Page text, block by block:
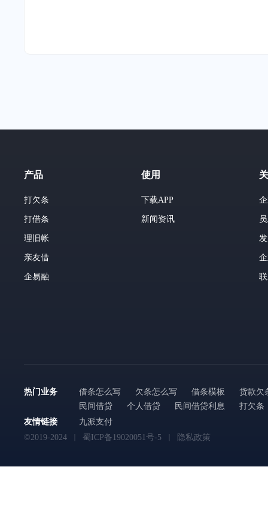
产品
打欠条
打借条
理旧帐
亲友借
企易融
使用
下载APP
新闻资讯
热门业务 借条怎么写 欠条怎么写 借条模板
货款欠
民间借贷
个人借贷 民间借贷利息
打欠条
友情链接
九派支付
©2019-2024
蜀ICP备19020051号-5 隐私政策